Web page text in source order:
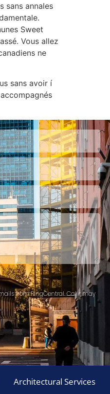
sans annales
Sweet
Vous allez
ne
sans avoir í
from RingCentral. Calls may
Architectural Services